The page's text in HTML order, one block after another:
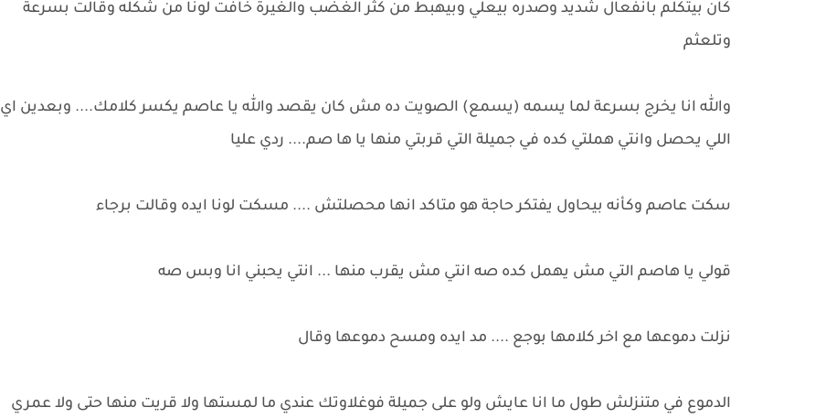
كان بيتكلم بانفعال شديد وصدره بيعلي وبيهبط من كثر الغضب والغيرة خافت لونا من شكله وقالت بسرعة
وتلعثم
والله انا يخرج بسرعة لما يسمه (يسمع) الصويت ده مش كان يقصد والله يا عاصم يكسر كلامك.... وبعدين اي
اللي يحصل وانتي هملتي كده في جميلة التي قربتي منها يا ها صم.... ردي عليا
سكت عاصم وكأنه بيحاول يفتكر حاجة هو متاكد انها محصلتش .... مسكت لونا ايده وقالت برجاء
قولي يا هاصم التي مش يهمل كده صه انتي مش يقرب منها ... انتي يحبني انا وبس صه
نزلت دموعها مع اخر كلامها بوجع .... مد ايده ومسح دموعها وقال
الدموع في متنزلش طول ما انا عايش ولو على جميلة فوغلاوتك عندي ما لمستها ولا قريت منها حتى ولا عمري